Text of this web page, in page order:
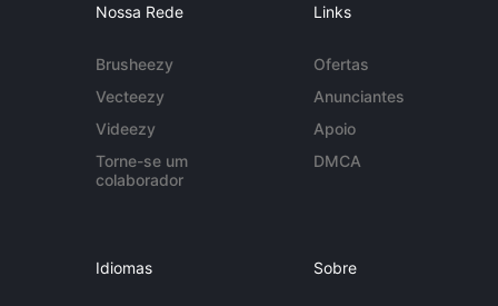
Nossa Rede
Brusheezy
Vecteezy
Videezy
Torne-se um
colaborador
Links
Ofertas
Anunciantes
Apoio
DMCA
Idiomas Sobre